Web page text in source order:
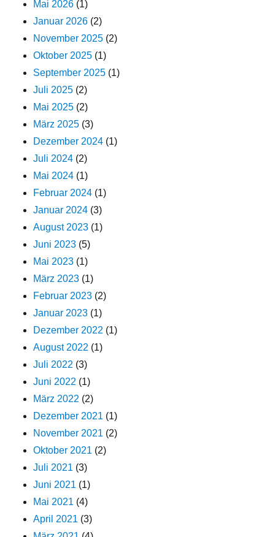
Mai 2026 (1)
Januar 2026 (2)
November 2025 (2)
Oktober 2025 (1)
September 2025 (1)
Juli 2025 (2)
Mai 2025 (2)
März 2025 (3)
Dezember 2024 (1)
Juli 2024 (2)
Mai 2024 (1)
Februar 2024 (1)
Januar 2024 (3)
August 2023 (1)
Juni 2023 (5)
Mai 2023 (1)
März 2023 (1)
Februar 2023 (2)
Januar 2023 (1)
Dezember 2022 (1)
August 2022 (1)
Juli 2022 (3)
Juni 2022 (1)
März 2022 (2)
Dezember 2021 (1)
November 2021 (2)
Oktober 2021 (2)
Juli 2021 (3)
Juni 2021 (1)
Mai 2021 (4)
April 2021 (3)